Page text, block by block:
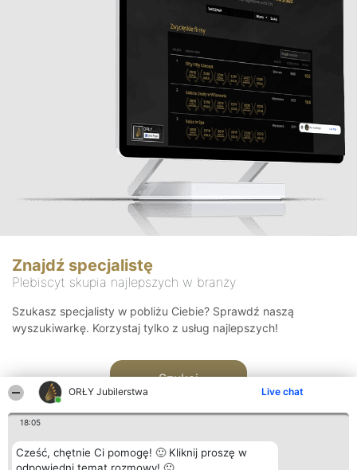
ORŁY Jubilerstwa Live chat
18:05
Cześć, chętnie Ci pomogę! 🙂 Kliknij proszę w
Znajdź specjalistę
Plebiscyt skupia najlepszych w branży
Szukasz specjalisty w pobliżu Ciebie? Sprawdź naszą
wyszukiwarkę. Korzystaj tylko z usług najlepszych!
Szukaj